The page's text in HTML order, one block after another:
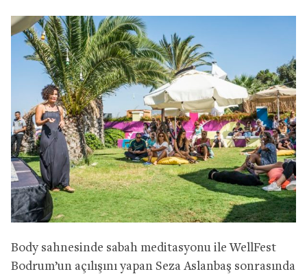
Body sahnesinde sabah meditasyonu ile WellFest
Bodrum’un açılışını yapan Seza Aslanbaş sonrasında